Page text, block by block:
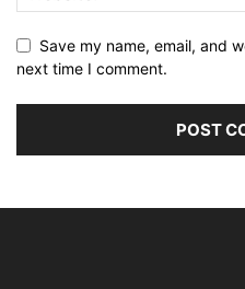
Save my name, email, and
next time I comment.